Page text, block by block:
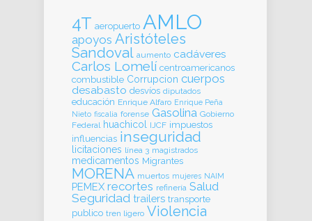
4T aeropuerto AMLO
apoyos Aristóteles
Sandoval aumento cadáveres
Carlos Lomelí centroamericanos
combustible Corrupcion cuerpos
desabasto desvíos diputados
educación Enrique Alfaro Enrique Peña
Nieto fiscalia forense Gasolina Gobierno
Federal huachicol IJCF impuestos
influencias inseguridad
licitaciones línea 3 magistrados
medicamentos Migrantes
MORENA muertos mujeres NAIM
PEMEX recortes refinería Salud
Seguridad trailers transporte
publico tren ligero Violencia